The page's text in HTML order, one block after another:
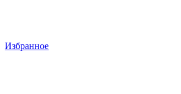
Избранное